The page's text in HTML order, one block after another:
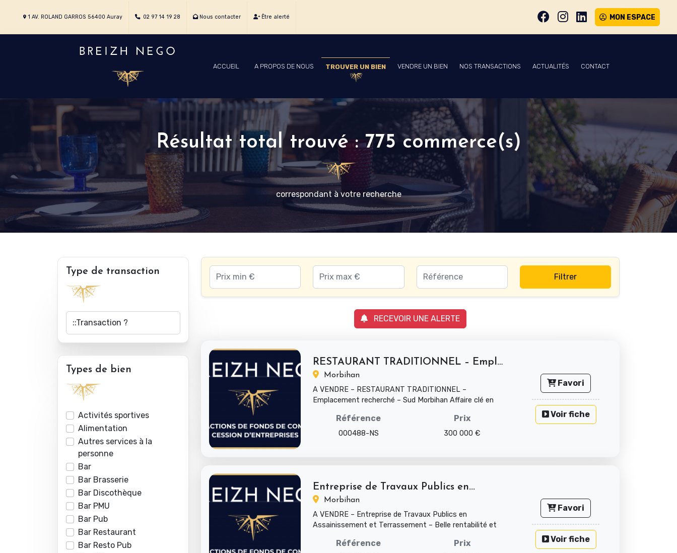
1 AV. ROLAND GARROS 56400 Auray 02 97 14 19 28 Nous contacter Être alerté MON ESPACE
ACCUEIL A PROPOS DE NOUS TROUVER UN BIEN VENDRE UN BIEN NOS TRANSACTIONS ACTUALITÉS CONTACT
Résultat total trouvé : 775 commerce(s)
correspondant à votre recherche
Type de transaction
Types de bien
Activités sportives
Alimentation
Autres services à la
personne
Bar
Bar Brasserie
Bar Discothèque
Bar PMU
Bar Pub
Bar Restaurant
Bar Resto Pub
Filtrer
RECEVOIR UNE ALERTE
RESTAURANT TRADITIONNEL – Emplacement...
Morbihan
A VENDRE – RESTAURANT TRADITIONNEL –
Emplacement recherché – Sud Morbihan Affaire clé en
Référence
000488-NS
Prix
300 000 €
Favori
Voir fiche
Entreprise de Travaux Publics en...
Morbihan
A VENDRE – Entreprise de Travaux Publics en
Assainissement et Terrassement – Belle rentabilité et
Référence Prix
Favori
Voir fiche